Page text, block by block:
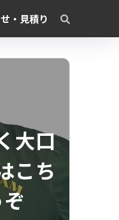
・見積り
大口
こち